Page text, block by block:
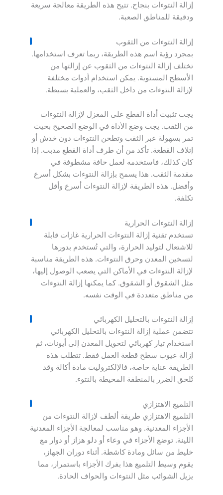
إزالة النتوءات بنجاح. تتيح هذه الطريقة معالجة سريعة
ودقيقة للمناطق الصعبة.
إزالة النتوءات من الثقوب
بمجرد رؤية اسم هذه الطريقة، ربما تعرف استخدامها.
تختلف إزالة النتوءات من الثقوب عن إزالتها من
الأسطح المستوية. يمكن استخدام أدوات مختلفة
لإزالة النتوءات من داخل الثقب، والعملية بسيطة.
يجب تثبيت أداة القطع على المغزل لإزالة النتوءات
من الثقب. يجب وضع الأداة في الوضع الصحيح بحيث
تمر بسهولة عبر الثقب وتطحن النتوءات دون خدش أو
إتلاف القطعة. تأكد من أن طرف أداة القطع مدبب. إذا
كان كذلك، فاستخدمه لعمل حافة مشطوفة في
مقدمة الثقب. هذا يسمح بإزالة النتوءات بشكل أسرع
وأفضل. هذه الطريقة لإزالة النتوءات أسرع وأقل
تكلفة.
إزالة النتوءات الحرارية
تستخدم تقنية إزالة النتوءات الحرارية غازات قابلة
للاشتعال لتوليد الحرارة، والتي تُستخدم بدورها
لتسخين المعدن وحرق النتوءات. هذه الطريقة مناسبة
لإزالة النتوءات في الأماكن التي يصعب الوصول إليها،
مثل الشقوق أو الشقوق. كما يمكنها إزالة النتوءات
من مناطق متعددة في الوقت نفسه.
إزالة النتوءات بالتحليل الكهربائي
تتضمن عملية إزالة النتوءات بالتحليل الكهربائي
استخدام تيار كهربائي لتحويل المعدن إلى أيونات، ثم
إزالة عيوب سطح قطعة العمل فقط. تتطلب هذه
الطريقة عناية خاصة، فالإلكتروليت مادة أكالة وقد
تُلحق الضرر بالمنطقة المحيطة بالنتوء.
التلميع الاهتزازي
التلميع الاهتزازي طريقة ألطف لإزالة النتوءات من
الأجزاء المعدنية. وهو مناسب لمعالجة الأجزاء المعدنية
اللينة. توضع الأجزاء في وعاء أو دلو هزاز أو دوار مع
خليط من سائل ومادة كاشطة. أثناء دوران الجهاز،
يقوم وسيط التلميع هذا بفرك الأجزاء باستمرار، مما
يزيل الشوائب مثل النتوءات والحواف الحادة.